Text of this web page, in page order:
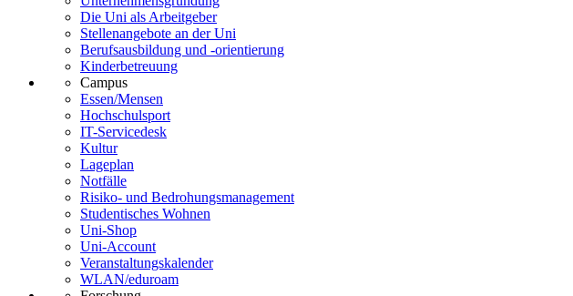
Die Uni als Arbeitgeber
Stellenangebote an der Uni
Berufsausbildung und -orientierung
Kinderbetreuung
Campus
Essen/Mensen
Hochschulsport
IT-Servicedesk
Kultur
Lageplan
Notfälle
Risiko- und Bedrohungsmanagement
Studentisches Wohnen
Uni-Shop
Uni-Account
Veranstaltungskalender
WLAN/eduroam